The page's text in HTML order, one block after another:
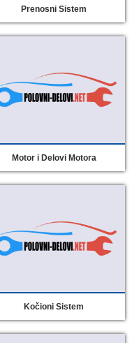
Prenosni Sistem
Motor i Delovi Motora
Kočioni Sistem